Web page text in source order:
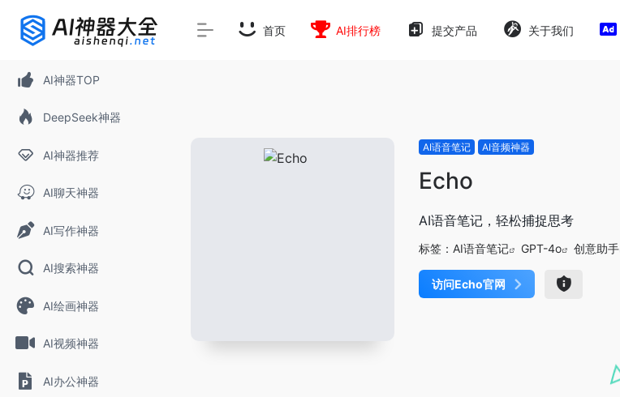
AI神器TOP
DeepSeek神器
AI神器推荐
AI聊天神器
AI写作神器
AI搜索神器
AI绘画神器
AI视频神器
AI办公神器
首页 AI排行榜 提交产品 关于我们
AI语音笔记 AI音频神器
Echo
AI语音笔记，轻松捕捉思考
标签： AI语音笔记 GPT-4o 创意助手
访问Echo官网